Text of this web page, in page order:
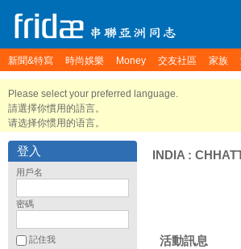
新聞&特寫 時尚娛樂 Money 交友社區 家族
Please select your preferred language.
請選擇你慣用的語言。
请选择你惯用的语言。
登入
用戶名
密碼
記住我
INDIA :
活動訊息